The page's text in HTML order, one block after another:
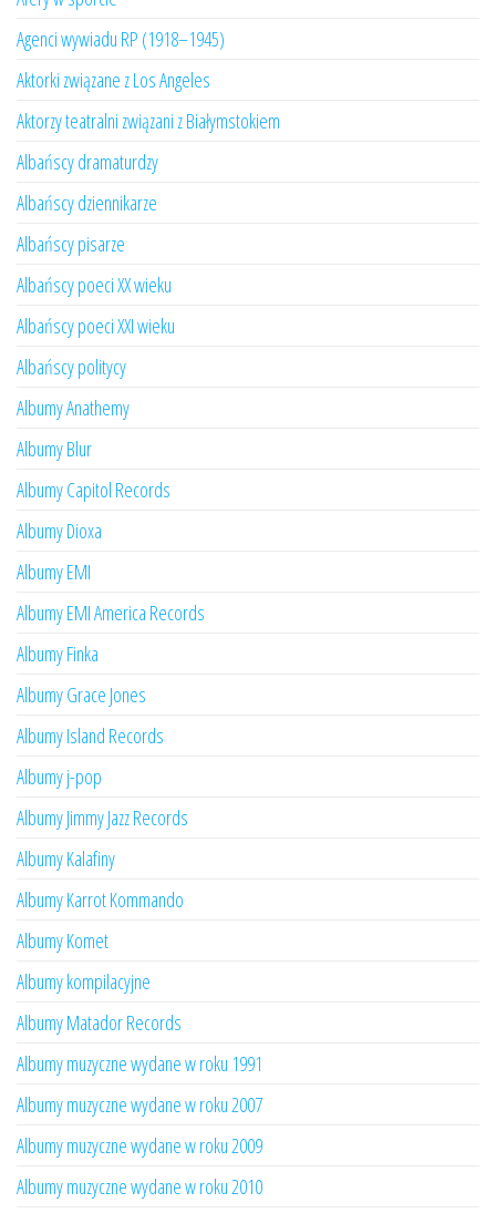
Agenci wywiadu RP (1918–1945)
Aktorki związane z Los Angeles
Aktorzy teatralni związani z Białymstokiem
Albańscy dramaturdzy
Albańscy dziennikarze
Albańscy pisarze
Albańscy poeci XX wieku
Albańscy poeci XXI wieku
Albańscy politycy
Albumy Anathemy
Albumy Blur
Albumy Capitol Records
Albumy Dioxa
Albumy EMI
Albumy EMI America Records
Albumy Finka
Albumy Grace Jones
Albumy Island Records
Albumy j-pop
Albumy Jimmy Jazz Records
Albumy Kalafiny
Albumy Karrot Kommando
Albumy Komet
Albumy kompilacyjne
Albumy Matador Records
Albumy muzyczne wydane w roku 1991
Albumy muzyczne wydane w roku 2007
Albumy muzyczne wydane w roku 2009
Albumy muzyczne wydane w roku 2010